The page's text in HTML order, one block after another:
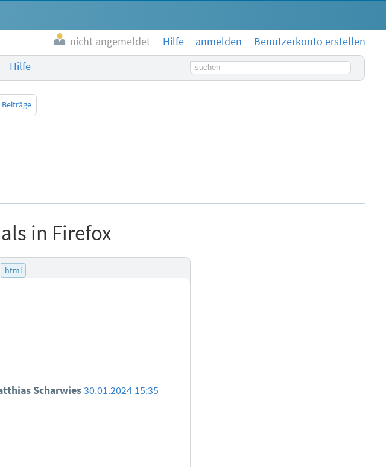
nicht angemeldet Hilfe anmelden
Benutzerkonto erstellen
Hilfe Suchbegriff
in Firefox
html
Scharwies30.01.2024 15:35